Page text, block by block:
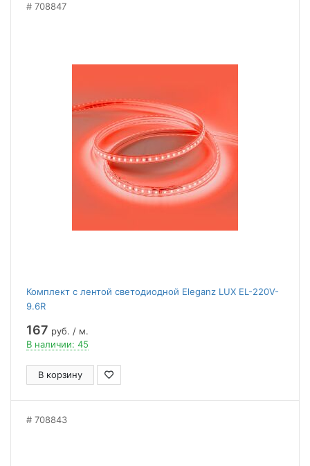
708847
Комплект с лентой светодиодной Eleganz LUX EL-220V-
9.6R
167 руб. / м.
В наличии: 45
В корзину
708843